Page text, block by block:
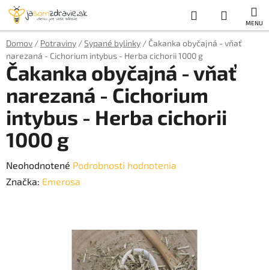
Prejsť
obsah
Hľadať
KOŠÍK
Domov / Potraviny /Sypané bylinky / Čakanka obyčajná - vňať
narezaná - Cichorium intybus - Herba cichorii 1000 g
Čakanka obyčajná - vňať
narezaná - Cichorium
intybus - Herba cichorii
1000 g
Priemerné
hodnotenie
Neohodnotené Podrobnosti hodnotenia
Značka: Emerosa